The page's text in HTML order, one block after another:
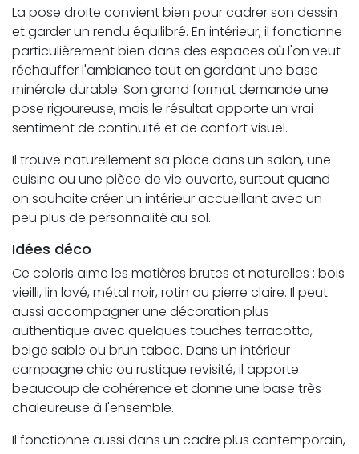
La pose droite convient bien pour cadrer son dessin
et garder un rendu équilibré. En intérieur, il fonctionne
particulièrement bien dans des espaces où l'on veut
réchauffer l'ambiance tout en gardant une base
minérale durable. Son grand format demande une
pose rigoureuse, mais le résultat apporte un vrai
sentiment de continuité et de confort visuel.
Il trouve naturellement sa place dans un salon, une
cuisine ou une pièce de vie ouverte, surtout quand
on souhaite créer un intérieur accueillant avec un
peu plus de personnalité au sol.
Idées déco
Ce coloris aime les matières brutes et naturelles : bois
vieilli, lin lavé, métal noir, rotin ou pierre claire. Il peut
aussi accompagner une décoration plus
authentique avec quelques touches terracotta,
beige sable ou brun tabac. Dans un intérieur
campagne chic ou rustique revisité, il apporte
beaucoup de cohérence et donne une base très
chaleureuse à l'ensemble.
Il fonctionne aussi dans un cadre plus contemporain,